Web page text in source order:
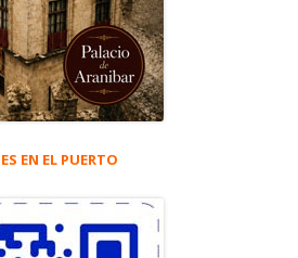
EN EL PUERTO